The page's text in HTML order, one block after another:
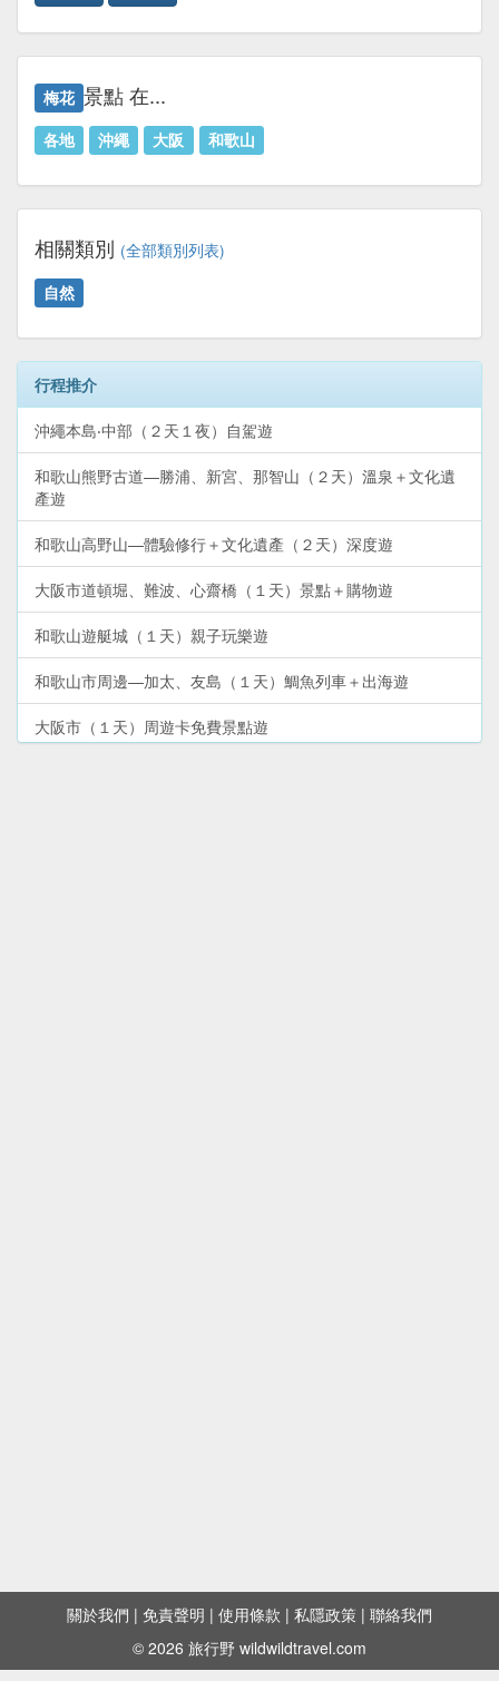
梅花 景點 在...
各地 沖繩 大阪 和歌山
相關類別 (全部類別列表)
自然
行程推介
沖繩本島‧中部（２天１夜）自駕遊
和歌山熊野古道—勝浦、新宮、那智山（２天）溫泉＋文化遺
產遊
和歌山高野山—體驗修行＋文化遺產（２天）深度遊
大阪市道頓堀、難波、心齋橋（１天）景點＋購物遊
和歌山遊艇城（１天）親子玩樂遊
和歌山市周邊—加太、友島（１天）鯛魚列車＋出海遊
大阪市（１天）周遊卡免費景點遊
關於我們 | 免責聲明 | 使用條款 | 私隱政策 | 聯絡我們
© 2026 旅行野 wildwildtravel.com